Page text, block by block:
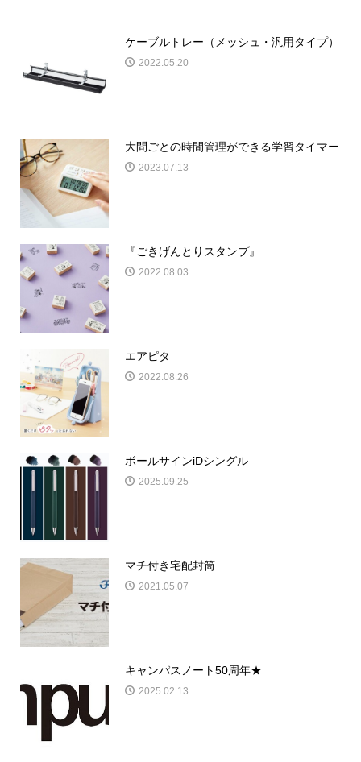
ケーブルトレー（メッシュ・汎用タイプ）
2022.05.20
大問ごとの時間管理ができる学習タイマー
2023.07.13
『ごきげんとりスタンプ』
2022.08.03
エアピタ
2022.08.26
ボールサインiDシングル
2025.09.25
マチ付き宅配封筒
2021.05.07
キャンパスノート50周年★
2025.02.13